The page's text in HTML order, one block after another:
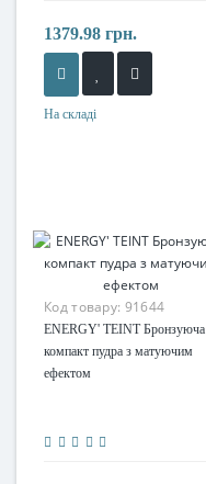
1379.98 грн.
На складі
Код товару: 91644
ENERGY' TEINT Бронзуюча
компакт пудра з матуючим
ефектом